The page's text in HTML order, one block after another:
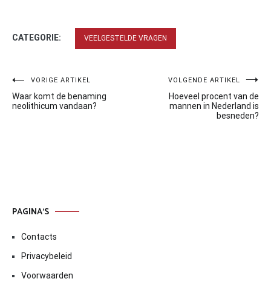
CATEGORIE: VEELGESTELDE VRAGEN
Bericht
navigatie
VORIGE ARTIKEL
Waar komt de benaming
neolithicum vandaan?
VOLGENDE ARTIKEL
Hoeveel procent van de
mannen in Nederland is
besneden?
PAGINA’S
Contacts
Privacybeleid
Voorwaarden